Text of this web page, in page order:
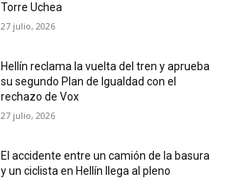
Torre Uchea
27 julio, 2026
Hellín reclama la vuelta del tren y aprueba
su segundo Plan de Igualdad con el
rechazo de Vox
27 julio, 2026
El accidente entre un camión de la basura
y un ciclista en Hellín llega al pleno